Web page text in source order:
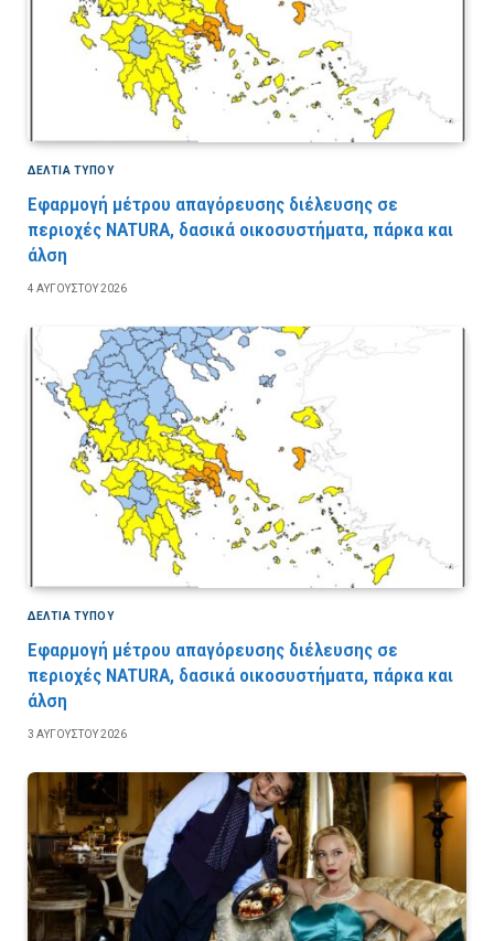
ΔΕΛΤΙΑ ΤΥΠΟΥ
Εφαρμογή μέτρου απαγόρευσης διέλευσης σε
περιοχές NATURA, δασικά οικοσυστήματα, πάρκα και
άλση
4 ΑΥΓΟΎΣΤΟΥ 2026
ΔΕΛΤΙΑ ΤΥΠΟΥ
Εφαρμογή μέτρου απαγόρευσης διέλευσης σε
περιοχές NATURA, δασικά οικοσυστήματα, πάρκα και
άλση
3 ΑΥΓΟΎΣΤΟΥ 2026